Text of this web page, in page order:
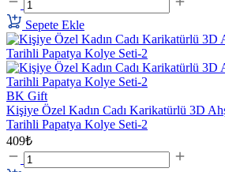
Sepete Ekle
BK Gift
Kişiye Özel Kadın Cadı Karikatürlü 3D
Tarihli Papatya Kolye Seti-2
409₺